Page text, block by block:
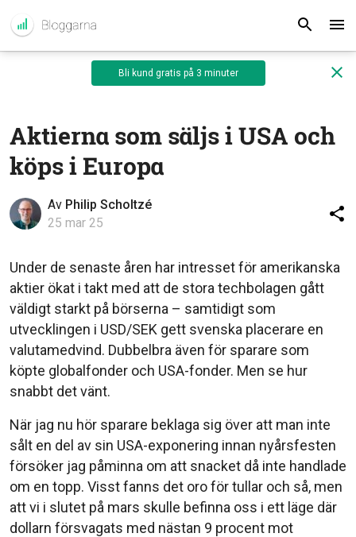
Bli kund gratis på 3 minuter
Aktierna som säljs i USA och
köps i Europa
Av Philip Scholtzé
25 mar 25
Under de senaste åren har intresset för amerikanska
aktier ökat i takt med att de stora techbolagen gått
väldigt starkt på börserna – samtidigt som
utvecklingen i USD/SEK gett svenska placerare en
valutamedvind. Dubbelbra även för sparare som
köpte globalfonder och USA-fonder. Men se hur
snabbt det vänt.
När jag nu hör sparare beklaga sig över att man inte
sålt en del av sin USA-exponering innan nyårsfesten
försöker jag påminna om att snacket då inte handlade
om en topp. Visst fanns det oro för tullar och så, men
att vi i slutet på mars skulle befinna oss i ett läge där
dollarn försvagats med nästan 9 procent mot